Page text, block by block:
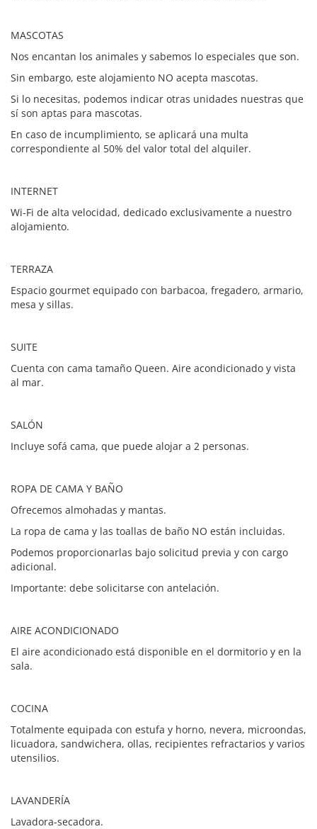
MASCOTAS
Nos encantan los animales y sabemos lo especiales que son.
Sin embargo, este alojamiento NO acepta mascotas.
Si lo necesitas, podemos indicar otras unidades nuestras que
sí son aptas para mascotas.
En caso de incumplimiento, se aplicará una multa
correspondiente al 50% del valor total del alquiler.
INTERNET
Wi-Fi de alta velocidad, dedicado exclusivamente a nuestro
alojamiento.
TERRAZA
Espacio gourmet equipado con barbacoa, fregadero, armario,
mesa y sillas.
SUITE
Cuenta con cama tamaño Queen. Aire acondicionado y vista
al mar.
SALÓN
Incluye sofá cama, que puede alojar a 2 personas.
ROPA DE CAMA Y BAÑO
Ofrecemos almohadas y mantas.
La ropa de cama y las toallas de baño NO están incluidas.
Podemos proporcionarlas bajo solicitud previa y con cargo
adicional.
Importante: debe solicitarse con antelación.
AIRE ACONDICIONADO
El aire acondicionado está disponible en el dormitorio y en la
sala.
COCINA
Totalmente equipada con estufa y horno, nevera, microondas,
licuadora, sandwichera, ollas, recipientes refractarios y varios
utensilios.
LAVANDERÍA
Lavadora-secadora.